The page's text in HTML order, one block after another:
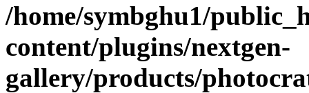
/home/symbghu1/
content/plugins/nextgen-
gallery/products/